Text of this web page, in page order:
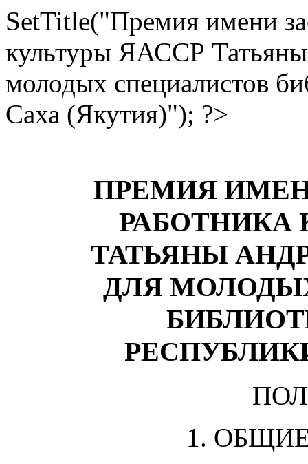
SetTitle("Премия имени
культуры ЯАССР
молодых специалистов
Саха (Якутия)"); ?>
ПРЕМИЯ
РАБОТНИКА
ТАТЬЯНЫ
ДЛЯ
1.